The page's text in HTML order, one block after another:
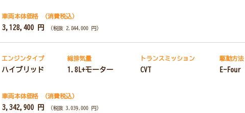
車両本体価格 （消費税込）
3,128,400 円 （税抜 2,844,000 円）
エンジンタイプ
ハイブリッド
総排気量
1.8L+モーター
トランス ミッション
CVT
駆動方法
E-Four
車両本体価格 （消費税込）
3,342,900 円 （税抜 3,039,000 円）